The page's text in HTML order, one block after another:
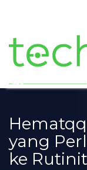
content
yang
ke